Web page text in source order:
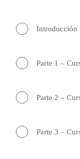
Introducción
Parte 1 –
Parte 2 –
Parte 3 –